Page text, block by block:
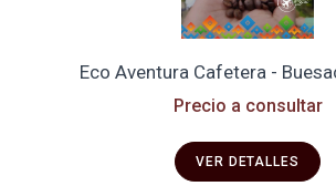
Eco Aventura Cafetera -
Precio a consultar
VER DETALLES